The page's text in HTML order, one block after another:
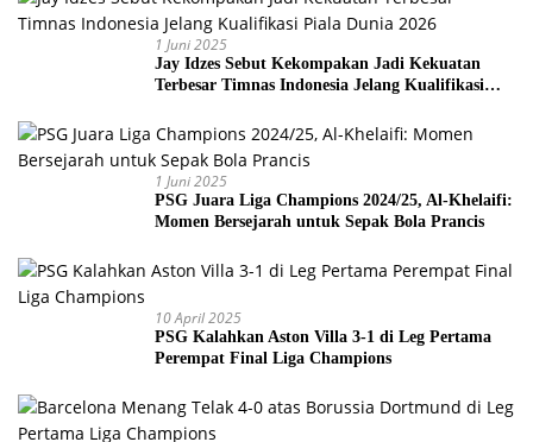
1 Juni 2025
Jay Idzes Sebut Kekompakan Jadi Kekuatan
Terbesar Timnas Indonesia Jelang Kualifikasi
1 Juni 2025
PSG Juara Liga Champions 2024/25, Al-Khelaifi:
Momen Bersejarah untuk Sepak Bola Prancis
10 April 2025
PSG Kalahkan Aston Villa 3-1 di Leg Pertama
Perempat Final Liga Champions